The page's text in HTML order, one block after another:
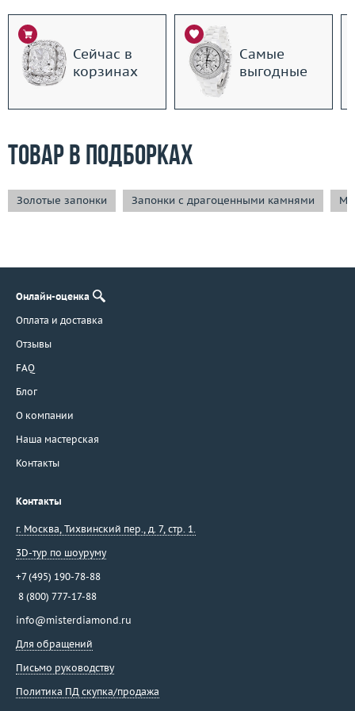
Сейчас в
корзинах
Самые
выгодные
Товар в подборках
Золотые запонки Запонки с драгоценными камнями
Онлайн-оценка
Оплата и доставка
Отзывы
FAQ
Блог
О компании
Наша мастерская
Контакты
Контакты
г. Москва, Тихвинский пер., д. 7, стр. 1.
3D-тур по шоуруму
+7 (495) 190-78-88
8 (800) 777-17-88
info@misterdiamond.ru
Для обращений
Письмо руководству
Политика ПД скупка/продажа